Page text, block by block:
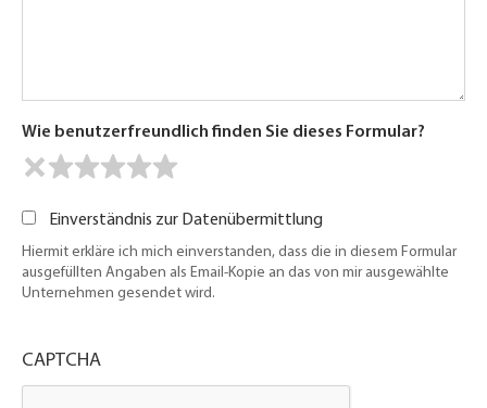
Wie benutzerfreundlich finden Sie dieses Formular?
Einverständnis zur Datenübermittlung
Hiermit erkläre ich mich einverstanden, dass die in diesem Formular
ausgefüllten Angaben als Email-Kopie an das von mir ausgewählte
Unternehmen gesendet wird.
CAPTCHA